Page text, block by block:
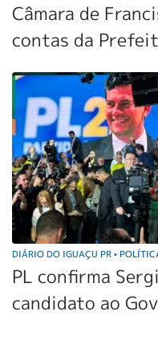
Câmara de
contas da
DIÁRIO DO IGUAÇU PR •
PL confirma
candidato ao